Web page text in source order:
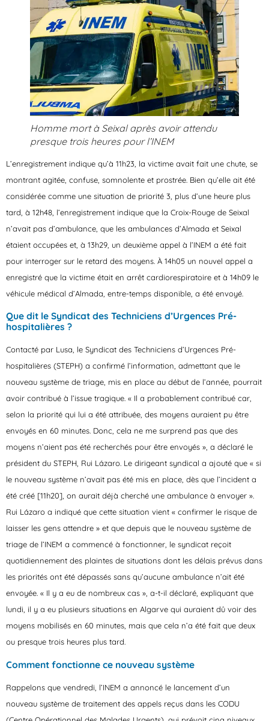
Homme mort à Seixal après avoir attendu
presque trois heures pour l’INEM
L’enregistrement indique qu’à 11h23, la victime avait fait une chute, se
montrant agitée, confuse, somnolente et prostrée. Bien qu’elle ait été
considérée comme une situation de priorité 3, plus d’une heure plus
tard, à 12h48, l’enregistrement indique que la Croix-Rouge de Seixal
n’avait pas d’ambulance, que les ambulances d’Almada et Seixal
étaient occupées et, à 13h29, un deuxième appel à l’INEM a été fait
pour interroger sur le retard des moyens. À 14h05 un nouvel appel a
enregistré que la victime était en arrêt cardiorespiratoire et à 14h09 le
véhicule médical d’Almada, entre-temps disponible, a été envoyé.
Que dit le Syndicat des Techniciens d’Urgences Pré-
hospitalières ?
Contacté par Lusa, le Syndicat des Techniciens d’Urgences Pré-
hospitalières (STEPH) a confirmé l’information, admettant que le
nouveau système de triage, mis en place au début de l’année, pourrait
avoir contribué à l’issue tragique. « Il a probablement contribué car,
selon la priorité qui lui a été attribuée, des moyens auraient pu être
envoyés en 60 minutes. Donc, cela ne me surprend pas que des
moyens n’aient pas été recherchés pour être envoyés », a déclaré le
président du STEPH, Rui Lázaro. Le dirigeant syndical a ajouté que « si
le nouveau système n’avait pas été mis en place, dès que l’incident a
été créé [11h20], on aurait déjà cherché une ambulance à envoyer ».
Rui Lázaro a indiqué que cette situation vient « confirmer le risque de
laisser les gens attendre » et que depuis que le nouveau système de
triage de l’INEM a commencé à fonctionner, le syndicat reçoit
quotidiennement des plaintes de situations dont les délais prévus dans
les priorités ont été dépassés sans qu’aucune ambulance n’ait été
envoyée. « Il y a eu de nombreux cas », a-t-il déclaré, expliquant que
lundi, il y a eu plusieurs situations en Algarve qui auraient dû voir des
moyens mobilisés en 60 minutes, mais que cela n’a été fait que deux
ou presque trois heures plus tard.
Comment fonctionne ce nouveau système
Rappelons que vendredi, l’INEM a annoncé le lancement d’un
nouveau système de traitement des appels reçus dans les CODU